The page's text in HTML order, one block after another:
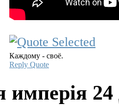
Каждому - своё.
Reply Quote
имперiя